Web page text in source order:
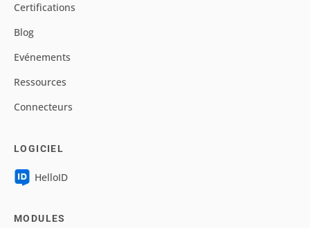
Certifications
Blog
Evénements
Ressources
Connecteurs
LOGICIEL
HelloID
MODULES